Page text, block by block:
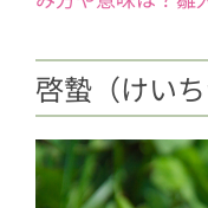
啓蟄（けい